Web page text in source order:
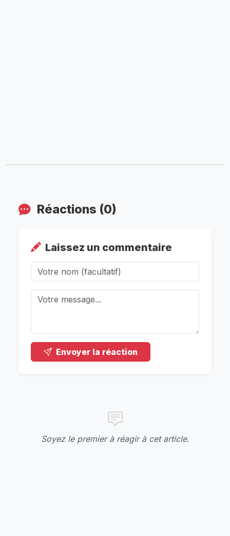
Réactions (0)
Laissez un commentaire
Envoyer la réaction
Soyez le premier à réagir à cet article.